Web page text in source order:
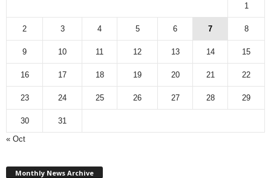
1
2 3 4 5 6 7 8
9 10 11 12 13 14 15
16 17 18 19 20 21 22
23 24 25 26 27 28 29
30
31
« Oct
Monthly News Archive